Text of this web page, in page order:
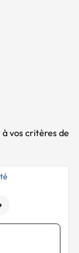
vos critères de